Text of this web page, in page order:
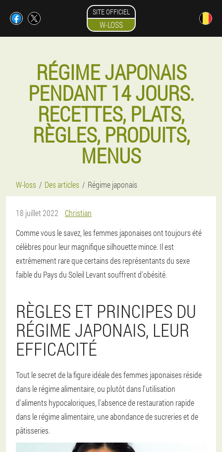
SITE OFFICIEL
W-LOSS
RÉGIME JAPONAIS
PENDANT 14 JOURS.
RECETTES, PLATS,
RÈGLES, PRODUITS,
MENUS
W-loss Des articles Régime japonais
18 juillet 2022
Christian
Comme vous le savez, les femmes japonaises ont toujours été
célèbres pour leur magnifique silhouette mince. Il est
extrêmement rare que certains des représentants du sexe
faible du Pays du Soleil Levant souffrent d'obésité.
RÈGLES ET PRINCIPES DU
RÉGIME JAPONAIS, LEUR
EFFICACITÉ
Tout le secret de la figure idéale des femmes japonaises réside
dans le régime alimentaire, ou plutôt dans l'utilisation
d'aliments hypocaloriques, l'absence de restauration rapide
dans le régime alimentaire, une abondance de sucreries et de
pâtisseries.